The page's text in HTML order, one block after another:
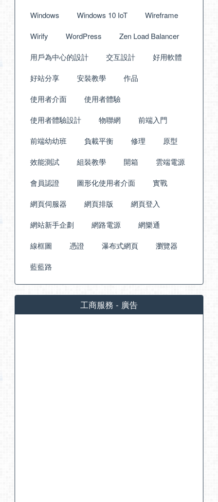
Windows Windows 10 IoT Wireframe
Wirify WordPress Zen Load Balancer
用戶為中心的設計 交互設計 好用軟體
好站分享 安裝教學 作品
使用者介面 使用者體驗
使用者體驗設計 物聯網 前端入門
前端幼幼班 負載平衡 修理 原型
效能測試 組裝教學 開箱 雲端電源
會員認證 圖形化使用者介面 實戰
網頁伺服器 網頁排版 網頁登入
網站新手企劃 網路電源 網樂通
線框圖 憑證 瀑布式網頁 瀏覽器
藍藍路
工商服務 - 廣告